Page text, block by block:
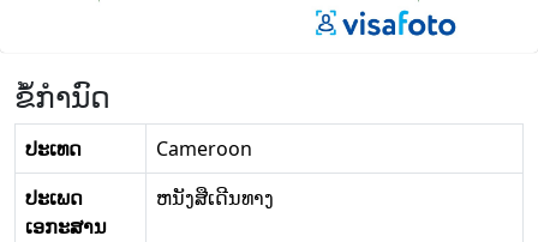
ຂໍ້ກໍານົດ
ປະເທດ
Cameroon
ປະເພດ
ເອກະສານ
ຫນັງສືເດີນທາງ